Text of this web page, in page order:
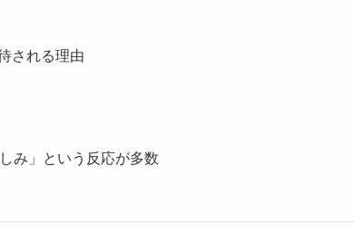
される理由
み」という反応が多数